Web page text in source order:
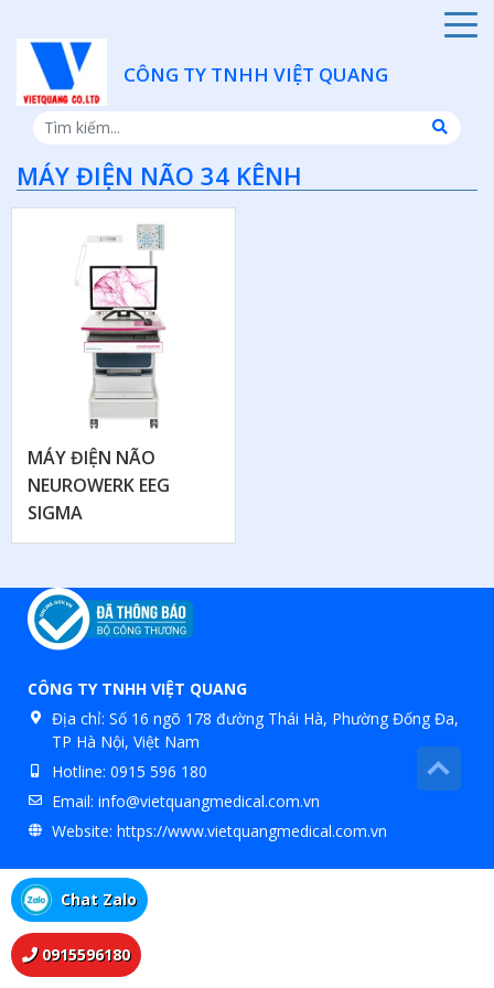
CÔNG TY TNHH VIỆT QUANG
MÁY ĐIỆN NÃO 34 KÊNH
MÁY ĐIỆN NÃO
NEUROWERK EEG
SIGMA
CÔNG TY TNHH VIỆT QUANG
Địa chỉ: Số 16 ngõ 178 đường Thái Hà, Phường Đống Đa,
TP Hà Nội, Việt Nam
Hotline: 0915 596 180
Email: info@vietquangmedical.com.vn
Website: https://www.vietquangmedical.com.vn
0915596180
Chat Zalo